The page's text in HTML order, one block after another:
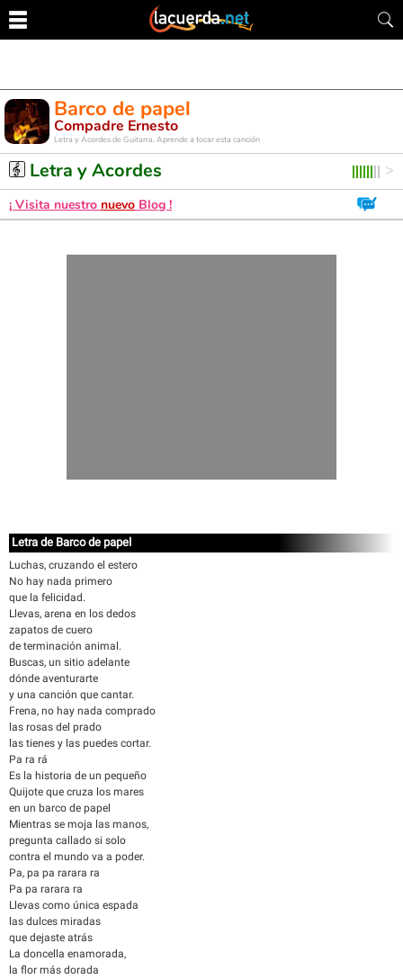
Barco de papel
Compadre Ernesto
Letra y Acordes de Guitarra. Aprende a tocar esta canción
Letra y Acordes
¡ Visita nuestro nuevo Blog !
Letra de Barco de papel
Luchas, cruzando el estero
No hay nada primero
que la felicidad.
Llevas, arena en los dedos
zapatos de cuero
de terminación animal.
Buscas, un sitio adelante
dónde aventurarte
y una canción que cantar.
Frena, no hay nada comprado
las rosas del prado
las tienes y las puedes cortar.
Pa ra rá
Es la historia de un pequeño
Quijote que cruza los mares
en un barco de papel
Mientras se moja las manos,
pregunta callado si solo
contra el mundo va a poder.
Pa, pa pa rarara ra
Pa pa rarara ra
Llevas como única espada
las dulces miradas
que dejaste atrás
La doncella enamorada,
la flor más dorada